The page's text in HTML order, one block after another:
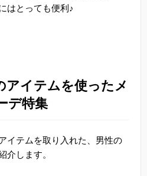
はとっても便利♪
アイテムを使ったメ
デ特集
イテムを取り入れた、男性の
介します。